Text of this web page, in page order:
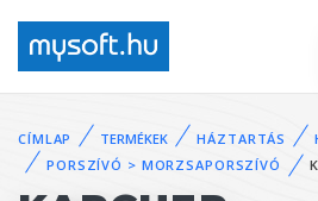
CÍMLAP TERMÉKEK HÁZTARTÁS
PORSZÍVÓ > MORZSAPORSZÍVÓ